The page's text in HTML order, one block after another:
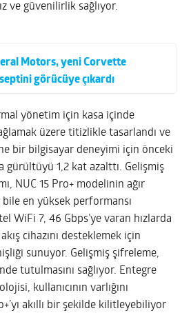
ve güvenilirlik sağlıyor.
Motors, yeni Corvette
görücüye çıkardı
yönetim için kasa içinde
üzere titizlikle tasarlandı ve
bir bilgisayar deneyimi için önceki
gürültüyü 1,2 kat azalttı. Gelişmiş
NUC 15 Pro+ modelinin ağır
en yüksek performansı
WiFi 7, 46 Gbps’ye varan hızlarda
cihazını desteklemek için
sunuyor. Gelişmiş şifreleme,
tutulmasını sağlıyor. Entegre
kullanıcının varlığını
akıllı bir şekilde kilitleyebiliyor